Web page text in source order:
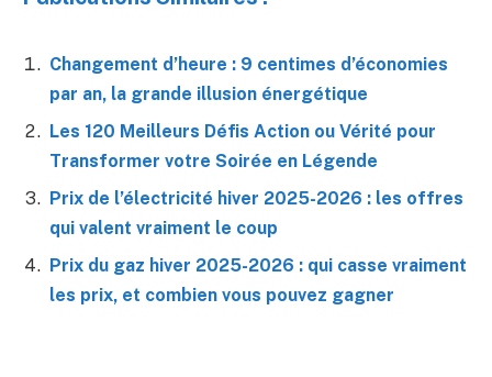
Changement d’heure : 9 centimes d’économies
par an, la grande illusion énergétique
Les 120 Meilleurs Défis Action ou Vérité pour
Transformer votre Soirée en Légende
Prix de l’électricité hiver 2025-2026 : les offres
qui valent vraiment le coup
Prix du gaz hiver 2025-2026 : qui casse vraiment
les prix, et combien vous pouvez gagner